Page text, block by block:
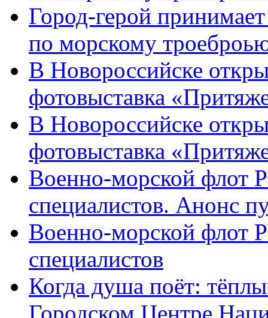
Город-герой
по морскому
В Новороссийске
фотовыставка
В Новороссийске
фотовыставка
Военно-морской флот
специалистов. Анонс
Военно-морской флот
специалистов
Когда душа поёт: